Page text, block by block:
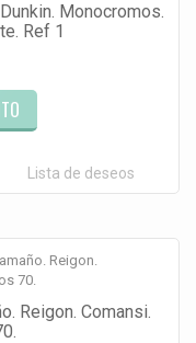
Monocromos.
Ref 1
Lista de deseos
Reigon. Comansi.